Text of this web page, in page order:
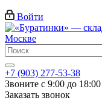
Войти
+7 (903) 277-53-38
Звоните с 9:00 до 18:00
Заказать звонок